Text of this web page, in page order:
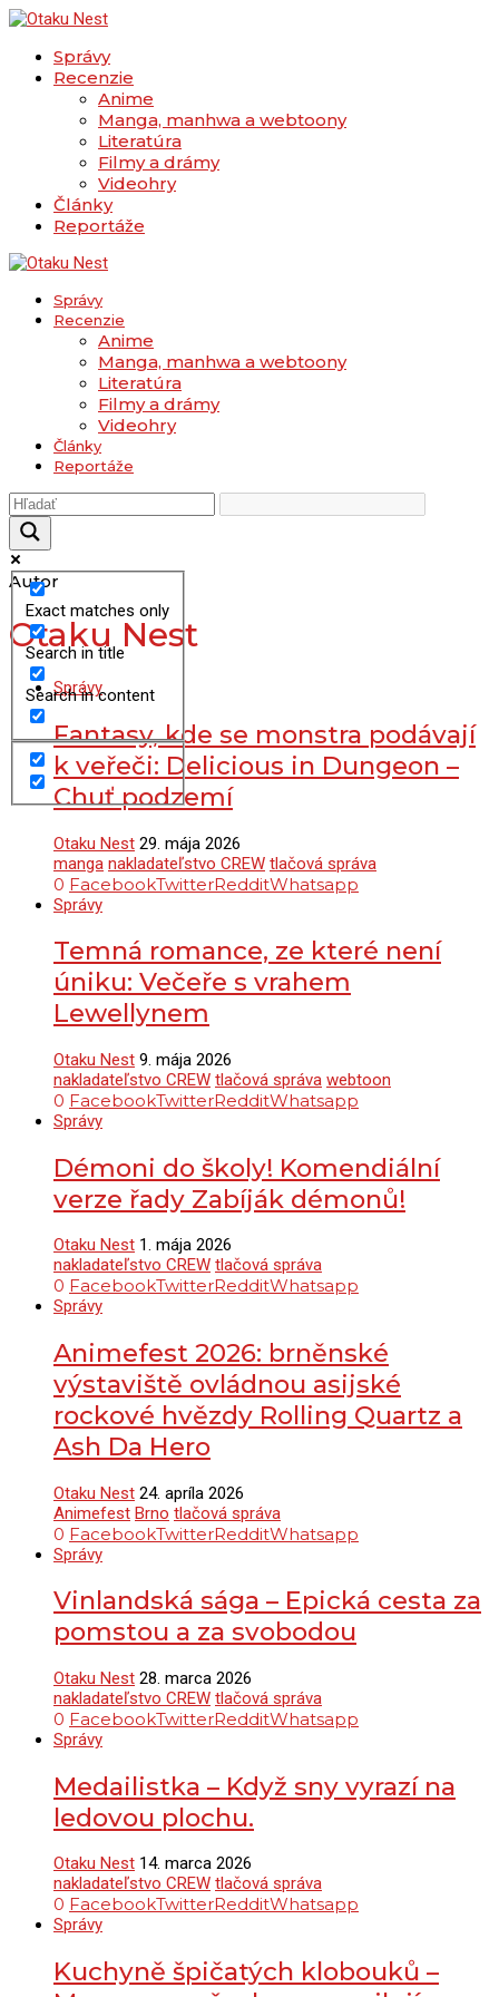
Správy
Recenzie
Anime
Manga, manhwa a webtoony
Literatúra
Filmy a drámy
Videohry
Články
Reportáže
Správy
Recenzie
Anime
Manga, manhwa a webtoony
Literatúra
Filmy a drámy
Videohry
Články
Reportáže
Exact matches only
Search in title
Search in content
Autor
Otaku Nest
Správy
Fantasy, kde se monstra podávají
k veřeči: Delicious in Dungeon –
Chuť podzemí
Otaku Nest 29. mája 2026
manga nakladateľstvo CREW tlačová správa
0 FacebookTwitterRedditWhatsapp
Správy
Temná romance, ze které není
úniku: Večeře s vrahem
Lewellynem
Otaku Nest 9. mája 2026
nakladateľstvo CREW tlačová správa webtoon
0 FacebookTwitterRedditWhatsapp
Správy
Démoni do školy! Komendiální
verze řady Zabíják démonů!
Otaku Nest 1. mája 2026
nakladateľstvo CREW tlačová správa
0 FacebookTwitterRedditWhatsapp
Správy
Animefest 2026: brněnské
výstaviště ovládnou asijské
rockové hvězdy Rolling Quartz a
Ash Da Hero
Otaku Nest 24. apríla 2026
Animefest Brno tlačová správa
0 FacebookTwitterRedditWhatsapp
Správy
Vinlandská sága – Epická cesta za
pomstou a za svobodou
Otaku Nest 28. marca 2026
nakladateľstvo CREW tlačová správa
0 FacebookTwitterRedditWhatsapp
Správy
Medailistka – Když sny vyrazí na
ledovou plochu.
Otaku Nest 14. marca 2026
nakladateľstvo CREW tlačová správa
0 FacebookTwitterRedditWhatsapp
Správy
Kuchyně špičatých klobouků –